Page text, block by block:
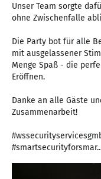
Unser Team sorgte
ohne Zwischenfalle
Die Party bot für alle
mit ausgelassener
Menge Spaß - die
Eröffnen.
Danke an alle Gäste
Zusammenarbeit!